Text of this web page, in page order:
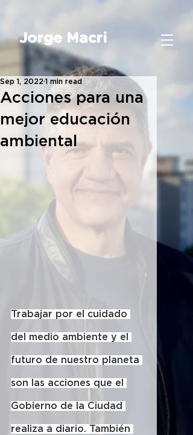
Jorge Macri
Acciones para una
mejor educación
ambiental
Sep 1, 2022 1 min read
Trabajar por el cuidado
del medio ambiente y el
futuro de nuestro planeta
son las acciones que el
Gobierno de la Ciudad
realiza a diario. También